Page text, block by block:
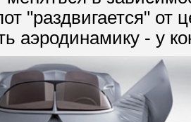
"раздвигается"
аэродинамику - у